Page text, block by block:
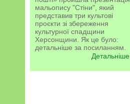
мальопису "Стіни", який
представив три культові
проєкти зі збереження
культурної спадщини
Херсонщини. Як це було:
детальніше за посиланням.
Детальніше